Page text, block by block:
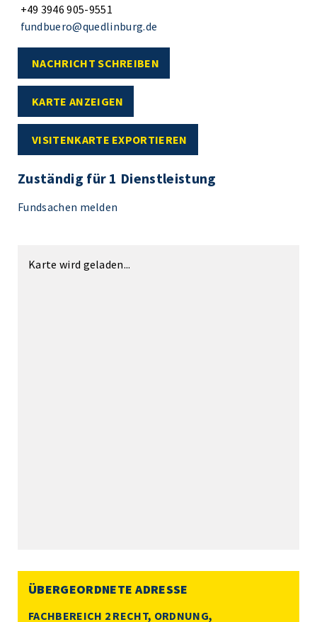
+49 3946 905-9551
fundbuero@quedlinburg.de
NACHRICHT SCHREIBEN
KARTE ANZEIGEN
VISITENKARTE EXPORTIEREN
Zuständig für 1 Dienstleistung
Fundsachen melden
Karte wird geladen...
ÜBERGEORDNETE ADRESSE
FACHBEREICH 2 RECHT, ORDNUNG,